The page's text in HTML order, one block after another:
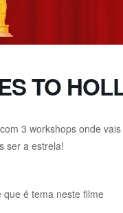
TO
3 workshops onde
ser a estrela!
é tema neste filme